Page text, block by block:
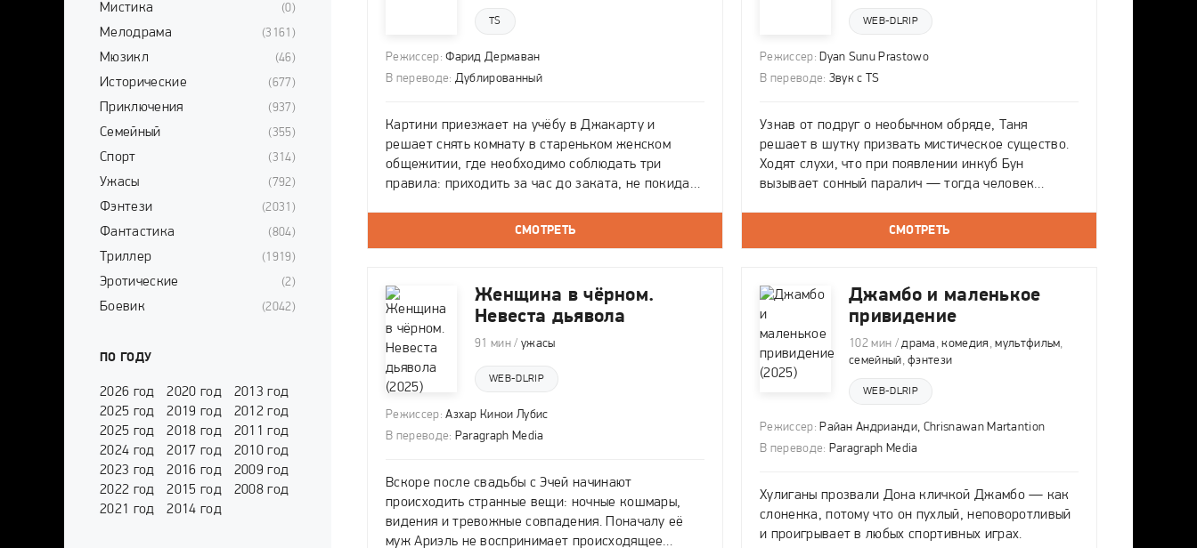
TS
Режиссер: Фарид Дермаван
В переводе: Дублированный
Картини приезжает на учёбу в Джакарту и
решает снять комнату в стареньком женском
общежитии, где необходимо соблюдать три
правила: приходить за час до заката, не покидать
ужинать вместе с остальными студентками в
СМОТРЕТЬ
WEB-DLRIP
Режиссер: Dyan Sunu Prastowo
В переводе: Звук с TS
Узнав от подруг о необычном обряде, Таня
решает в шутку призвать мистическое существо.
Ходят слухи, что при появлении инкуб Бун
вызывает сонный паралич — тогда человек
ним всё что угодно. Первой от лап жестокого
СМОТРЕТЬ
Женщина в чёрном.
Невеста дьявола
91 мин / ужасы
WEB-DLRIP
Режиссер: Азхар Кинои Лубис
В переводе: Paragraph Media
Вскоре после свадьбы с Эчей начинают
происходить странные вещи: ночные кошмары,
видения и тревожные совпадения. Поначалу её
муж Ариэль не воспринимает происходящее
Джамбо и маленькое
привидение
102 мин /драма ,комедия ,мультфильм,
семейный,фэнтези
WEB-DLRIP
Режиссер: Райан Андрианди, Chrisnawan Martantion
В переводе: Paragraph Media
Хулиганы прозвали Дона кличкой Джамбо — как
слоненка, потому что он пухлый, неповоротливый
и проигрывает в любых спортивных играх.
Мистика (0)
Мелодрама (3161)
Мюзикл (46)
Исторические (677)
Приключения (937)
Семейный (355)
Спорт (314)
Ужасы (792)
Фэнтези (2031)
Фантастика (804)
Триллер (1919)
Эротические (2)
Боевик (2042)
ПО ГОДУ
2026 год
2025 год
2025 год
2024 год
2023 год
2022 год
2021 год
2020 год
2019 год
2018 год
2017 год
2016 год
2015 год
2014 год
2013 год
2012 год
2011 год
2010 год
2009 год
2008 год